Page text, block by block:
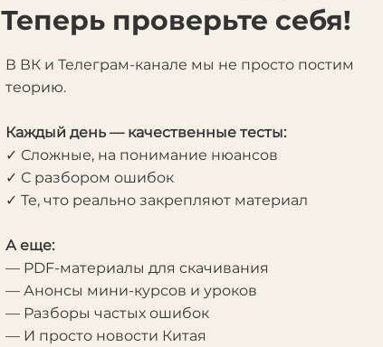
Теперь проверьте себя!
В ВК и Телеграм-канале мы не просто постим
теорию.
Каждый день — качественные тесты:
✓ Сложные, на понимание нюансов
✓ С разбором ошибок
✓ Те, что реально закрепляют материал
А еще:
— PDF-материалы для скачивания
— Анонсы мини-курсов и уроков
— Разборы частых ошибок
— И просто новости Китая